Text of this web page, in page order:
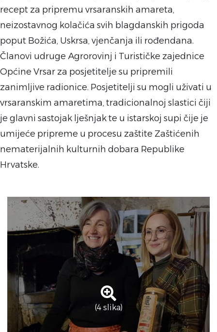
recept za pripremu vrsaranskih amareta,
neizostavnog kolačića svih blagdanskih prigoda
poput Božića, Uskrsa, vjenčanja ili rođendana.
Članovi udruge Agrorovinj i Turističke zajednice
Općine Vrsar za posjetitelje su pripremili
zanimljive radionice. Posjetitelji su mogli uživati u
vrsaranskim amaretima, tradicionalnoj slastici čiji
je glavni sastojak lješnjak te u istarskoj supi čije je
umijeće pripreme u procesu zaštite Zaštićenih
nematerijalnih kulturnih dobara Republike
Hrvatske.
(4 slika)